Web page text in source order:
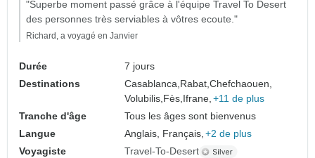
"Superbe moment passé grâce à l'équipe Travel To Desert
des personnes très serviables à vôtres ecoute."
Richard, a voyagé en Janvier
Durée
7 jours
Destinations
Casablanca,Rabat,Chefchaouen,
Volubilis,Fès,Ifrane, +11 de plus
Tranche d'âge
Tous les âges sont bienvenus
Langue
Anglais, Français, +2 de plus
Voyagiste
Travel-To-Desert